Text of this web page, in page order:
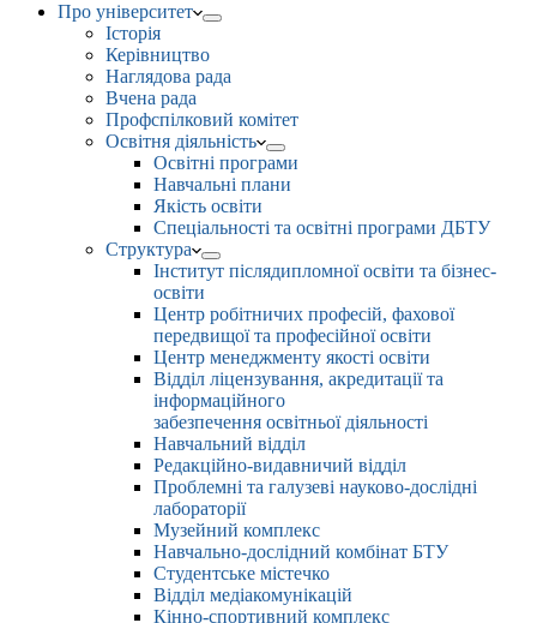
Про університет
Історія
Керівництво
Наглядова рада
Вчена рада
Профспілковий комітет
Освітня діяльність
Освітні програми
Навчальні плани
Якість освіти
Спеціальності та освітні програми ДБТУ
Структура
Інститут післядипломної освіти та бізнес-
освіти
Центр робітничих професій, фахової
передвищої та професійної освіти
Центр менеджменту якості освіти
Відділ ліцензування, акредитації та
інформаційного
забезпечення освітньої діяльності
Навчальний відділ
Редакційно-видавничий відділ
Проблемні та галузеві науково-дослідні
лабораторії
Музейний комплекс
Навчально-дослідний комбінат БТУ
Студентське містечко
Відділ медіакомунікацій
Кінно-спортивний комплекс